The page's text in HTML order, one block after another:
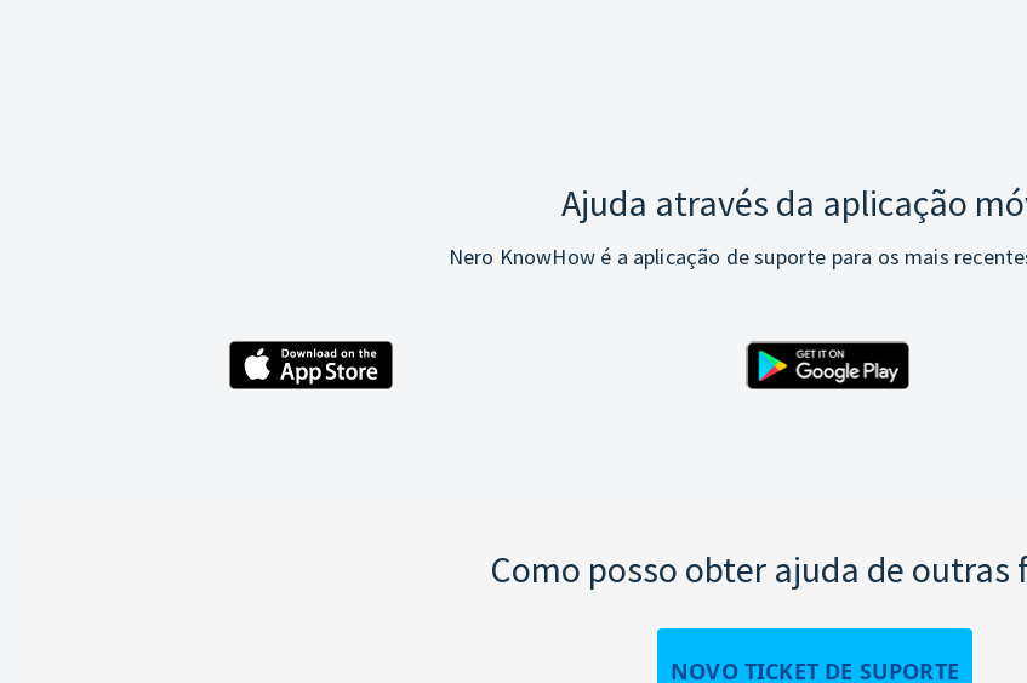
Ajuda através da aplicação
Nero KnowHow é a aplicação de suporte para os mais
Como posso obter ajuda de outras
NOVO TICKET DE SUPORTE